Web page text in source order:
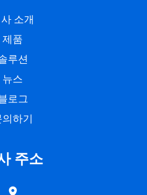
소개
제품
루션
뉴스
로그
의하기
주소